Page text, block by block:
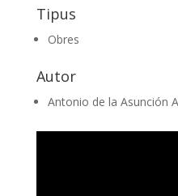
Tipus
Obres
Autor
Antonio de la Asunción